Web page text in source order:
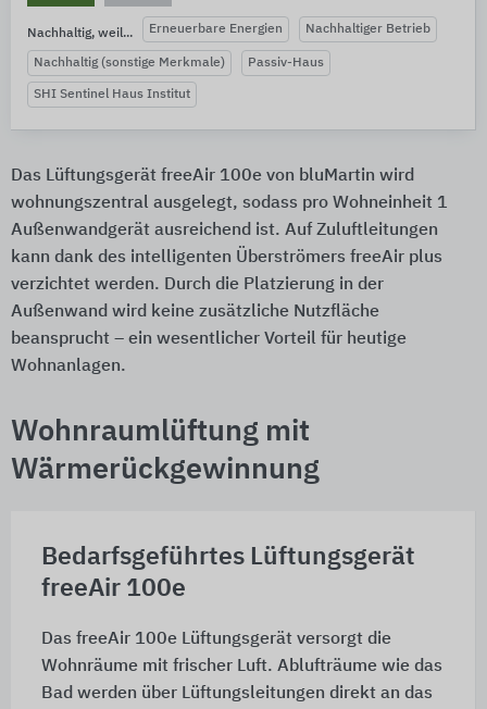
Nachhaltig, weil... Erneuerbare Energien Nachhaltiger Betrieb
Nachhaltig (sonstige Merkmale) Passiv-Haus
SHI Sentinel Haus Institut
Das Lüftungsgerät freeAir 100e von bluMartin wird
wohnungszentral ausgelegt, sodass pro Wohneinheit 1
Außenwandgerät ausreichend ist. Auf Zuluftleitungen
kann dank des intelligenten Überströmers freeAir plus
verzichtet werden. Durch die Platzierung in der
Außenwand wird keine zusätzliche Nutzfläche
beansprucht – ein wesentlicher Vorteil für heutige
Wohnanlagen.
Wohnraumlüftung mit
Wärmerückgewinnung
Bedarfsgeführtes Lüftungsgerät
freeAir 100e
Das freeAir 100e Lüftungsgerät versorgt die
Wohnräume mit frischer Luft. Ablufträume wie das
Bad werden über Lüftungsleitungen direkt an das